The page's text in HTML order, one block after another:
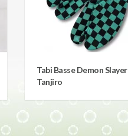
Tabi Basse Demon Slayer
Tanjiro